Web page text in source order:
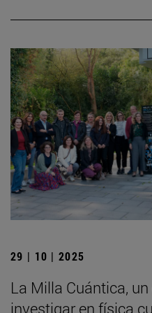
29 | 10 | 2025
La Milla Cuántica,
investigar en física